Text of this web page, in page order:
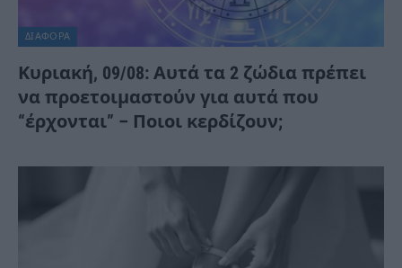
ΔΙΆΦΟΡΑ
Κυριακή, 09/08: Αυτά τα 2 ζώδια πρέπει
να προετοιμαστούν για αυτά που
“έρχονται” – Ποιοι κερδίζουν;